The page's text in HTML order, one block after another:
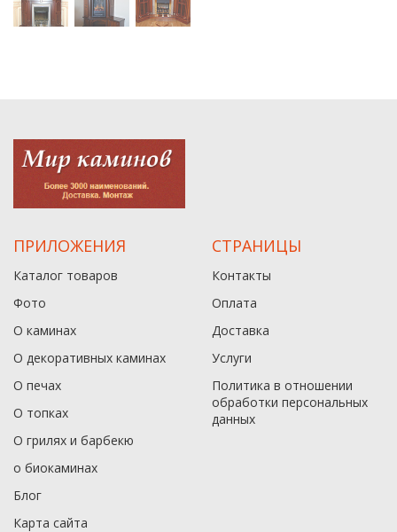
ПРИЛОЖЕНИЯ
Каталог товаров
Фото
О каминах
О декоративных каминах
О печах
О топках
О грилях и барбекю
о биокаминах
Блог
Карта сайта
СТРАНИЦЫ
Контакты
Оплата
Доставка
Услуги
Политика в отношении
обработки персональных
данныx